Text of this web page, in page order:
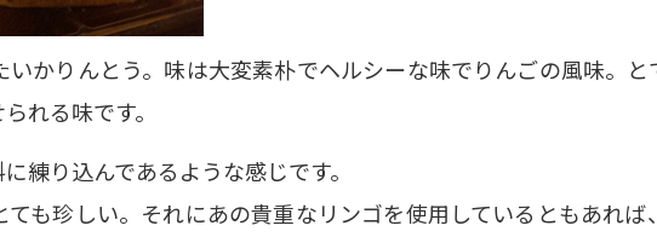
かりんとう。味は大変素朴でヘルシーな味でりんごの風味。と
れる味です。
練り込んであるような感じです。
も珍しい。それにあの貴重なリンゴを使用しているともあれば